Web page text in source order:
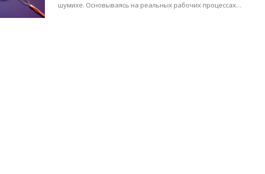
шумихе. Основываясь на реальных рабочих процессах